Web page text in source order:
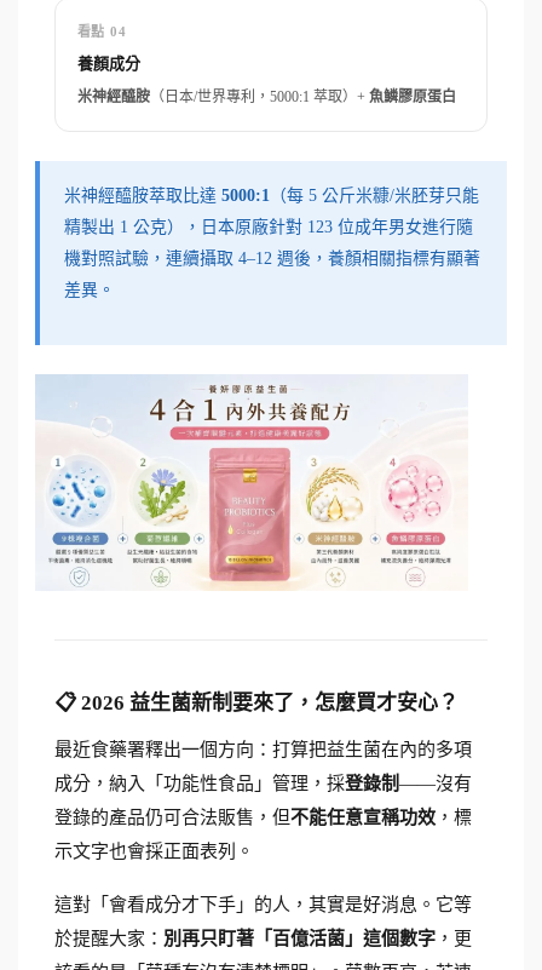
看點 04
養顏成分
米神經醯胺（日本/世界專利，5000:1 萃取）+ 魚鱗膠原蛋白
米神經醯胺萃取比達 5000:1
（每 5 公斤米糠/米胚芽只能
精製出 1 公克），日本原廠針對 123 位成年男女進行隨
機對照試驗，連續攝取 4–12 週後，養顏相關指標有顯著
差異。
📋 2026 益生菌新制要來了，怎麼買才安心？
最近食藥署釋出一個方向：打算把益生菌在內的多項
成分，納入「功能性食品」管理，採登錄制——沒有
登錄的產品仍可合法販售，但不能任意宣稱功效 ，標
示文字也會採正面表列。
這對「會看成分才下手」的人，其實是好消息。它等
於提醒大家： 別再只盯著「百億活菌」這個數字 ，更